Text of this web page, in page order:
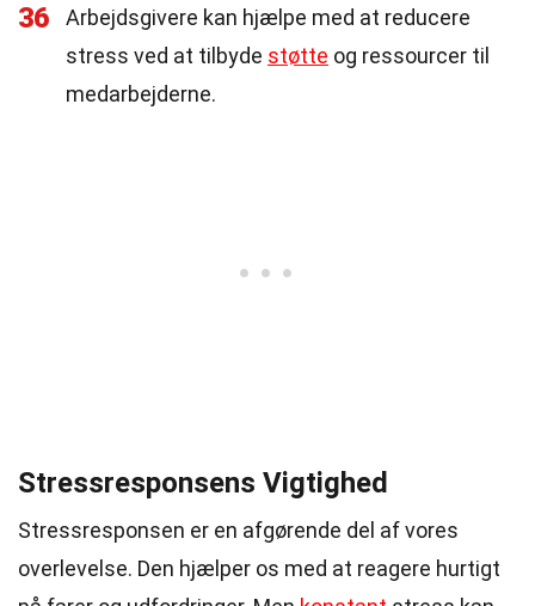
36
Arbejdsgivere kan hjælpe med at reducere
stress ved at tilbyde støtte og ressourcer til
medarbejderne.
Stressresponsens Vigtighed
Stressresponsen er en afgørende del af vores
overlevelse. Den hjælper os med at reagere hurtigt